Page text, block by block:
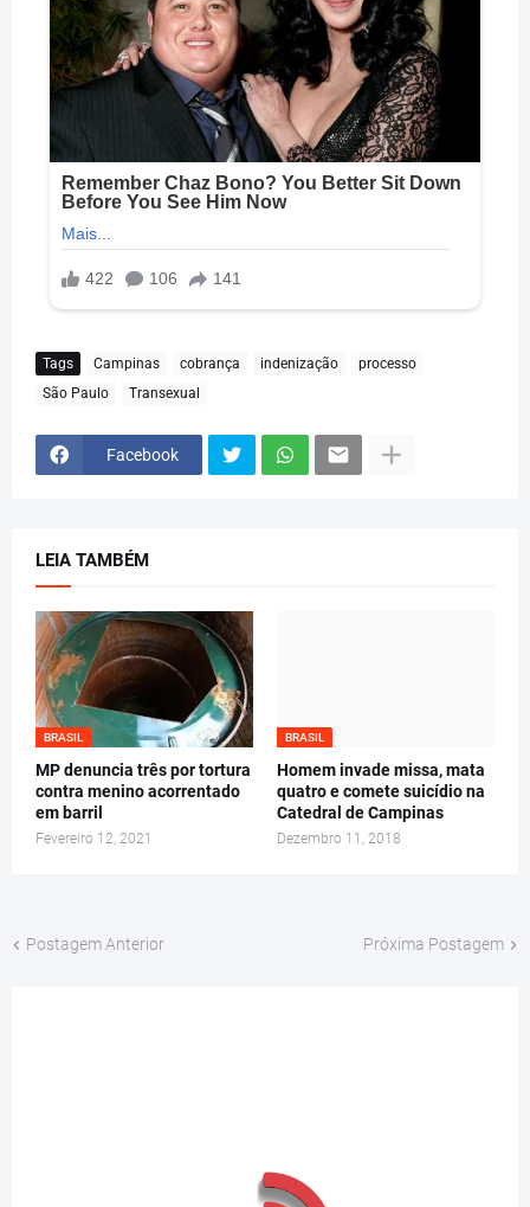
Tags Campinas cobrança indenização
processo
São Paulo
Transexual
Facebook
LEIA TAMBÉM
BRASIL
MP denuncia três por tortura
contra menino acorrentado
em barril
Fevereiro 12, 2021
BRASIL
Homem invade missa, mata
quatro e comete suicídio na
Catedral de Campinas
Dezembro 11, 2018
Postagem Anterior Próxima Postagem